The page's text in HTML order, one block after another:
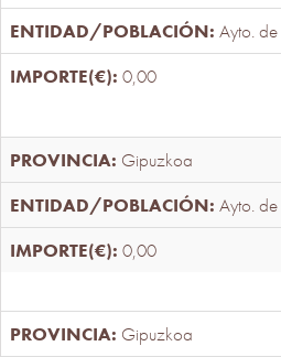
Ayto.
0,00
Gipuzkoa
Ayto.
0,00
Gipuzkoa